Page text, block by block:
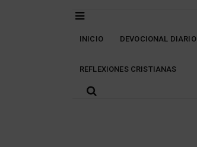
INICIO DEVOCIONAL DIARIO
REFLEXIONES CRISTIANAS